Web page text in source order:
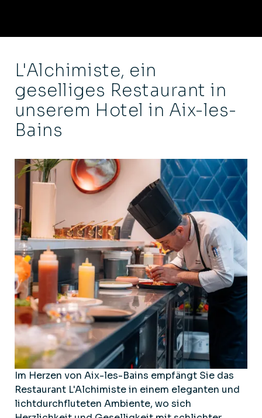
L'Alchimiste, ein
geselliges Restaurant in
unserem Hotel in Aix-les-
Bains
Im Herzen von Aix-les-Bains empfängt Sie das
Restaurant L'Alchimiste in einem eleganten und
lichtdurchfluteten Ambiente, wo sich